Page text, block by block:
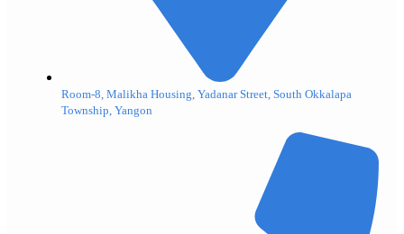
Room-8, Malikha Housing, Yadanar Street, South Okkalapa
Township, Yangon